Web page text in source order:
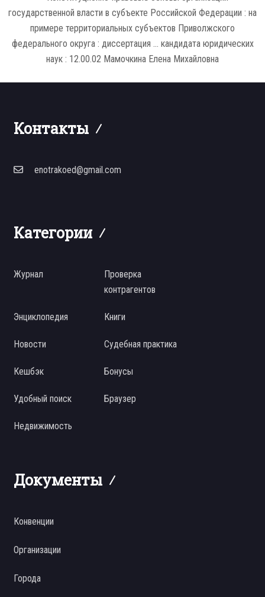
Контакты
enotrakoed@gmail.com
Категории
Журнал
Проверка
контрагентов
Энциклопедия Книги
Новости Судебная практика
Кешбэк Бонусы
Удобный поиск Браузер
Недвижимость
Документы
Конвенции
Организации
Города